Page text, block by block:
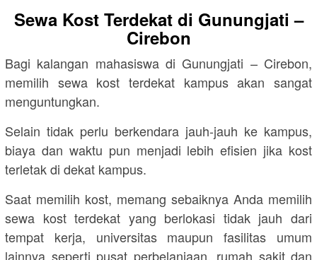
Sewa Kost Terdekat di Gunungjati –
Cirebon
Bagi kalangan mahasiswa di Gunungjati – Cirebon,
memilih sewa kost terdekat kampus akan sangat
menguntungkan.
Selain tidak perlu berkendara jauh-jauh ke kampus,
biaya dan waktu pun menjadi lebih efisien jika kost
terletak di dekat kampus.
Saat memilih kost, memang sebaiknya Anda memilih
sewa kost terdekat yang berlokasi tidak jauh dari
tempat kerja, universitas maupun fasilitas umum
lainnya seperti pusat perbelanjaan, rumah sakit dan